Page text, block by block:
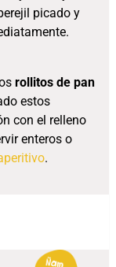
picado y
rollitos de pan
estos
con el relleno
enteros o
.